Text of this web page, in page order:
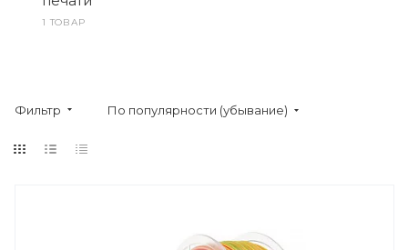
1 ТОВАР
Фильтр По популярности (убывание)